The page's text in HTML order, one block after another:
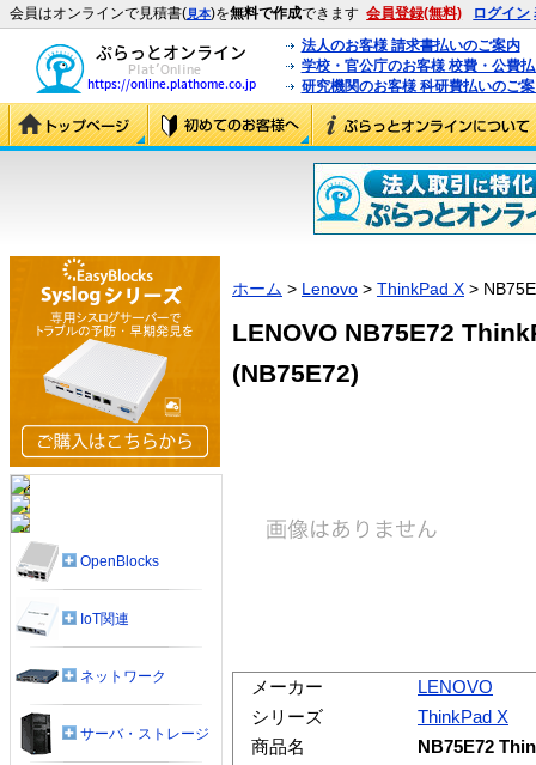
会員はオンラインで見積書(見本)を無料で作成できます 会員登録(無料) ログイン
法人のお客様 請求書払いのご案内
学校・官公庁のお客様 校費・公費
研究機関のお客様 科研費払いのご
ホーム > Lenovo > ThinkPad X >
LENOVO NB75E72
(NB75E72)
メーカー
LENOVO
シリーズ
ThinkPad X
商品名
NB75E72
OpenBlocks
IoT関連
ネットワーク
サーバ・ストレージ